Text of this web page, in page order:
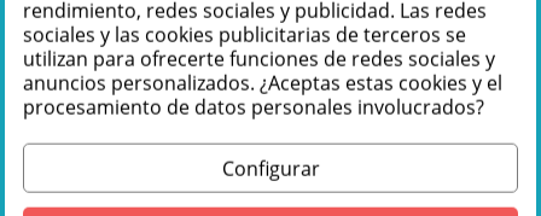
rendimiento, redes sociales y publicidad. Las redes
sociales y las cookies publicitarias de terceros se
utilizan para ofrecerte funciones de redes sociales y
anuncios personalizados. ¿Aceptas estas cookies y el
procesamiento de datos personales involucrados?
Configurar